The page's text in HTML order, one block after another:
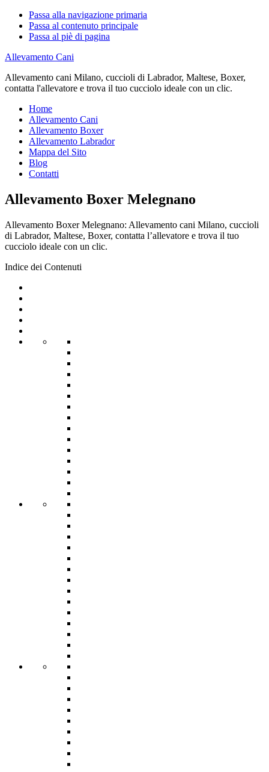
Passa alla navigazione primaria
Passa al contenuto principale
Passa al piè di pagina
Allevamento Cani
Allevamento cani Milano, cuccioli di Labrador, Maltese, Boxer,
contatta l'allevatore e trova il tuo cucciolo ideale con un clic.
Home
Allevamento Cani
Allevamento Boxer
Allevamento Labrador
Mappa del Sito
Blog
Contatti
Allevamento Boxer Melegnano
Allevamento Boxer Melegnano: Allevamento cani Milano, cuccioli
di Labrador, Maltese, Boxer, contatta l’allevatore e trova il tuo
cucciolo ideale con un clic.
Indice dei Contenuti